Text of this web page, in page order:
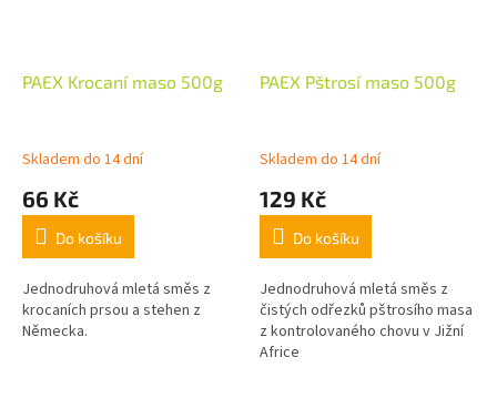
PAEX Krocaní maso 500g
Skladem do 14 dní
66 Kč
Do košíku
Jednodruhová mletá směs z
krocaních prsou a stehen z
Německa.
PAEX Pštrosí maso 500g
Skladem do 14 dní
129 Kč
Do košíku
Jednodruhová mletá směs z
čistých odřezků pštrosího masa
z kontrolovaného chovu v Jižní
Africe